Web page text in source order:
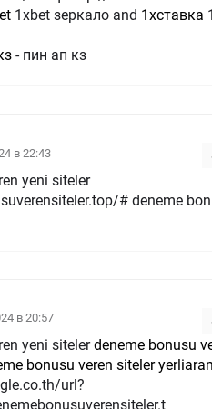
1xbet зеркало and 1хставка
- пин ап кз
в 22:43
yeni siteler
# deneme
в 20:57
yeni sitelerdeneme bonusu
bonusu veren siteler
url?